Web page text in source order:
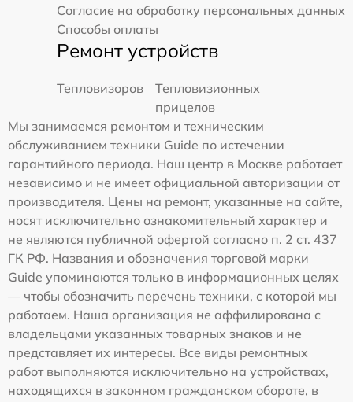
Согласие на обработку персональных данных
Способы оплаты
Ремонт устройств
Тепловизоров
Тепловизионных
прицелов
Мы занимаемся ремонтом и техническим
обслуживанием техники Guide по истечении
гарантийного периода. Наш центр в Москве работает
независимо и не имеет официальной авторизации от
производителя. Цены на ремонт, указанные на сайте,
носят исключительно ознакомительный характер и
не являются публичной офертой согласно п. 2 ст. 437
ГК РФ. Названия и обозначения торговой марки
Guide упоминаются только в информационных целях
— чтобы обозначить перечень техники, с которой мы
работаем. Наша организация не аффилирована с
владельцами указанных товарных знаков и не
представляет их интересы. Все виды ремонтных
работ выполняются исключительно на устройствах,
находящихся в законном гражданском обороте, в